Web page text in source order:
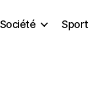
Société Sport